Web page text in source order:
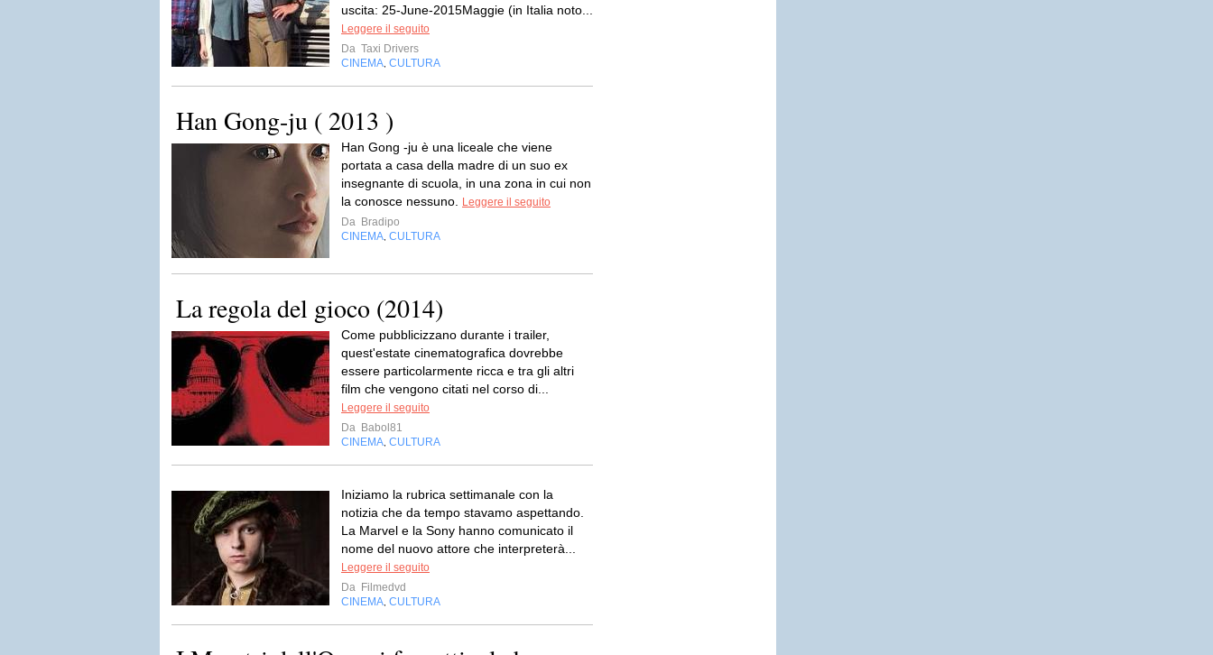
uscita: 25-June-2015Maggie (in Italia noto...
Leggere il seguito
Da Taxi Drivers
CINEMA CULTURA
Han Gong-ju ( 2013 )
Han Gong -ju è una liceale che viene
portata a casa della madre di un suo ex
insegnante di scuola, in una zona in cui non
la conosce nessuno.
Leggere il seguito
Da Bradipo
CINEMA CULTURA
La regola del gioco (2014)
Come pubblicizzano durante i trailer,
quest'estate cinematografica dovrebbe
essere particolarmente ricca e tra gli altri
film che vengono citati nel corso di...
Leggere il seguito
Da Babol81
CINEMA CULTURA
Iniziamo la rubrica settimanale con la
notizia che da tempo stavamo aspettando.
La Marvel e la Sony hanno comunicato il
nome del nuovo attore che interpreterà...
Leggere il seguito
Da Filmedvd
CINEMA CULTURA